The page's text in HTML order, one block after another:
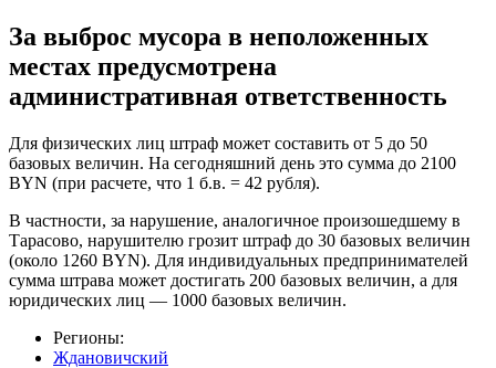
За выброс мусора в неположенных
местах предусмотрена
административная ответственность
Для физических лиц штраф может составить от 5 до 50
базовых величин. На сегодняшний день это сумма до 2100
BYN (при расчете, что 1 б.в. = 42 рубля).
В частности, за нарушение, аналогичное произошедшему в
Тарасово, нарушителю грозит штраф до 30 базовых величин
(около 1260 BYN). Для индивидуальных предпринимателей
сумма штрава может достигать 200 базовых величин, а для
юридических лиц — 1000 базовых величин.
Регионы:
Ждановичский